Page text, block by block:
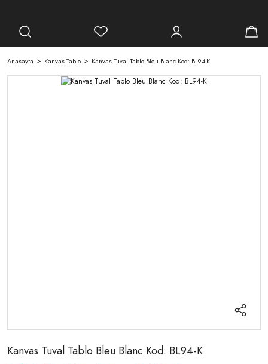
Anasayfa Kanvas Tablo Kanvas Tuval Tablo Bleu Blanc Kod: BL94-K
Kanvas Tuval Tablo Bleu Blanc Kod: BL94-K